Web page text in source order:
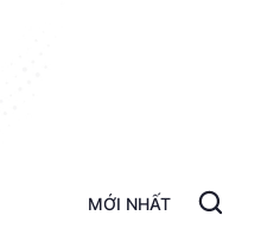
MỚI NHẤT